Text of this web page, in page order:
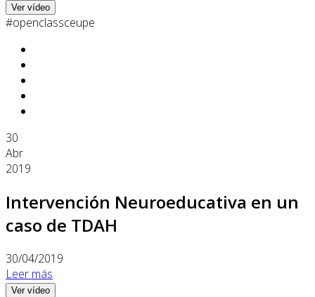
Ver vídeo
#openclassceupe
30
Abr
2019
Intervención Neuroeducativa en un
caso de TDAH
30/04/2019
Leer más
Ver vídeo